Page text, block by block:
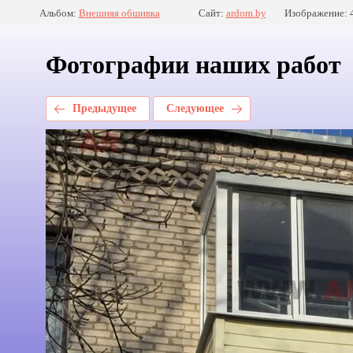
Альбом: Внешняя обшивка Сайт: ardom.by Изображение:
Фотографии наших работ
Предыдущее Следующее